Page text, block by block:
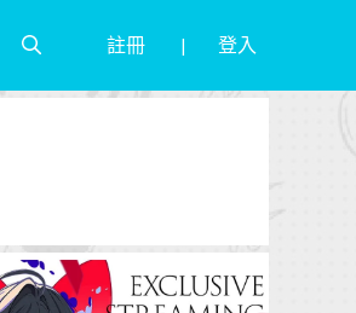
註冊 登入